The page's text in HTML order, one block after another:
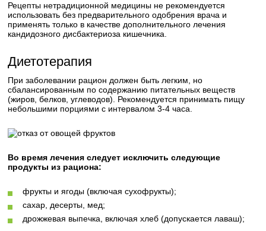
Рецепты нетрадиционной медицины не рекомендуется
использовать без предварительного одобрения врача и
применять только в качестве дополнительного лечения
кандидозного дисбактериоза кишечника.
Диетотерапия
При заболевании рацион должен быть легким, но
сбалансированным по содержанию питательных веществ
(жиров, белков, углеводов). Рекомендуется принимать пищу
небольшими порциями с интервалом 3-4 часа.
Во время лечения следует исключить следующие
продукты из рациона:
фрукты и ягоды (включая сухофрукты);
сахар, десерты, мед;
дрожжевая выпечка, включая хлеб (допускается лаваш);